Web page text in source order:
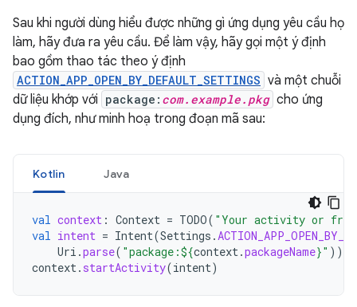
Sau khi người dùng hiểu được những gì ứng dụng yêu cầu họ
làm, hãy đưa ra yêu cầu. Để làm vậy, hãy gọi một ý định
bao gồm thao tác theo ý định
ACTION_APP_OPEN_BY_DEFAULT_SETTINGS và một chuỗi
dữ liệu khớp với package: com.example.pkg cho ứng
dụng đích, như minh hoạ trong đoạn mã sau:
Kotlin Java
val context : Context = TODO( "Your activity or
val intent = Intent(Settings .
Uri .parse( "package:${context.packageName}" ))
context. startActivity(intent)